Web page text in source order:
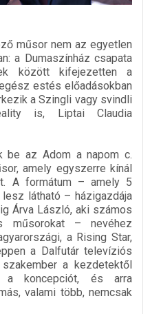
műsor nem az egyetlen
a Dumaszínház csapata
között kifejezetten a
estés előadásokban
a Szingli vagy svindli
is, Liptai Claudia
be az Adom a napom c.
amely egyszerre kínál
A formátum – amely 5
látható – házigazdája
Árva László, aki számos
műsorokat – nevéhez
a Rising Star,
a Dalfutár televíziós
a kezdetektől
a koncepciót, és arra
valami több, nemcsak